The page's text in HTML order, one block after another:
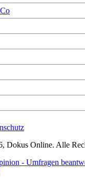
Dokus Online. Alle